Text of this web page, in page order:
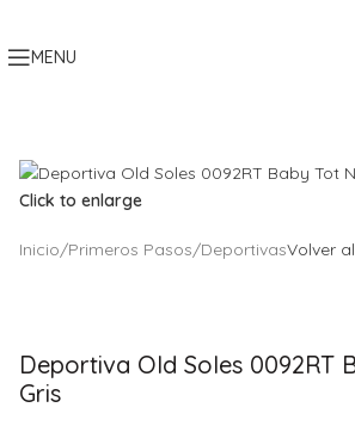
MENU
Click to enlarge
Inicio/Primeros Pasos/DeportivasVolver
Deportiva Old Soles 0092RT
Gris